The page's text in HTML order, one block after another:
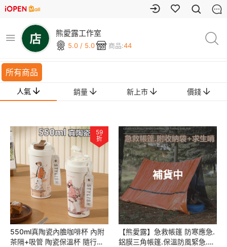
熊愛露工作室
5.0 / 5.0 商品:44
所有商品
人氣 銷量 新上市 價錢
59
折
550ml真陶瓷內膽咖啡杯 內附
茶隔+吸管 陶瓷保溫杯 隨行杯
補貨中
【熊愛露】急救帳篷 防寒應急.
鋁膜三角帳篷.保溫防風緊急.求